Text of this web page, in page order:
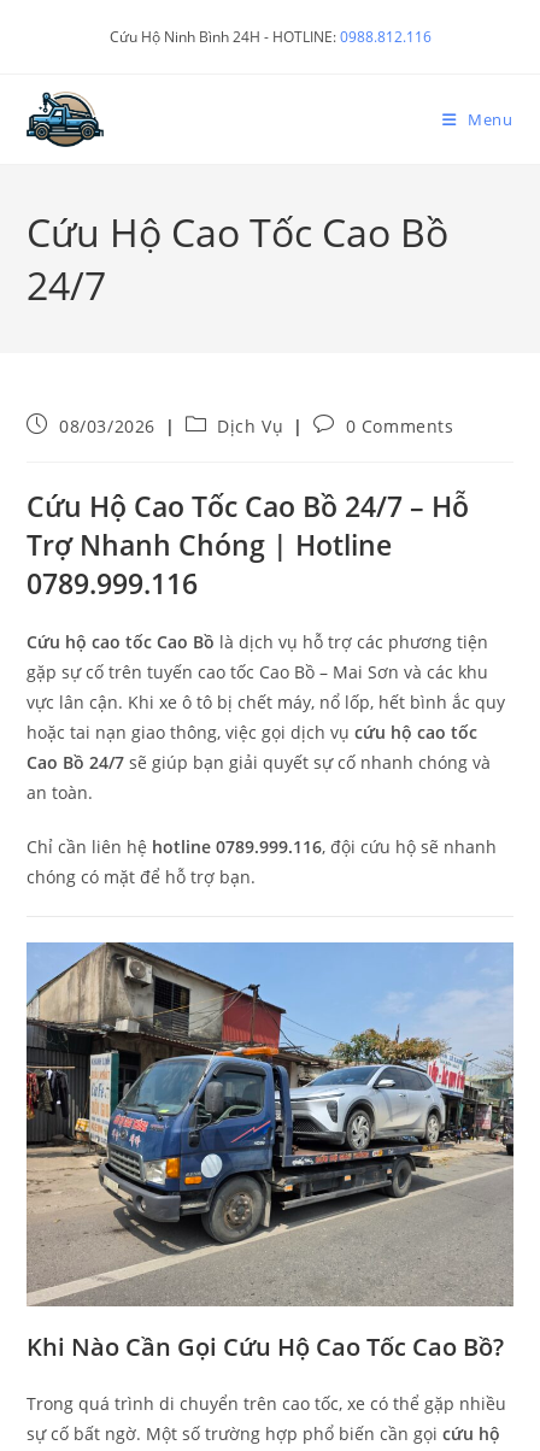
Cứu Hộ Ninh Bình 24H - HOTLINE:0988.812.116
Menu
Cứu Hộ Cao Tốc Cao Bồ
24/7
08/03/2026 Dịch Vụ 0 Comments
Cứu Hộ Cao Tốc Cao Bồ 24/7 – Hỗ
Trợ Nhanh Chóng | Hotline
0789.999.116
Cứu hộ cao tốc Cao Bồ là dịch vụ hỗ trợ các phương tiện
gặp sự cố trên tuyến cao tốc Cao Bồ – Mai Sơn và các khu
vực lân cận. Khi xe ô tô bị chết máy, nổ lốp, hết bình ắc quy
hoặc tai nạn giao thông, việc gọi dịch vụcứu hộ cao tốc
Cao Bồ 24/7 sẽ giúp bạn giải quyết sự cố nhanh chóng và
an toàn.
Chỉ cần liên hệ hotline 0789.999.116, đội cứu hộ sẽ nhanh
chóng có mặt để hỗ trợ bạn.
Khi Nào Cần Gọi Cứu Hộ Cao Tốc Cao Bồ?
Trong quá trình di chuyển trên cao tốc, xe có thể gặp nhiều
sự cố bất ngờ. Một số trường hợp phổ biến cần gọicứu hộ